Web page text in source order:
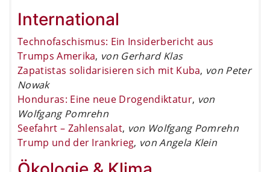
International
Technofaschismus: Ein Insiderbericht aus
Trumps Amerika, von Gerhard Klas
Zapatistas solidarisieren sich mit Kuba, von Peter
Nowak
Honduras: Eine neue Drogendiktatur, von
Wolfgang Pomrehn
Seefahrt – Zahlensalat, von Wolfgang Pomrehn
Trump und der Irankrieg, von Angela Klein